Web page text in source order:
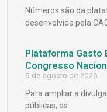
Números são da
desenvolvida pela
Plataforma Gasto
Congresso
6 de agosto de 2026
Para ampliar a
públicas, as